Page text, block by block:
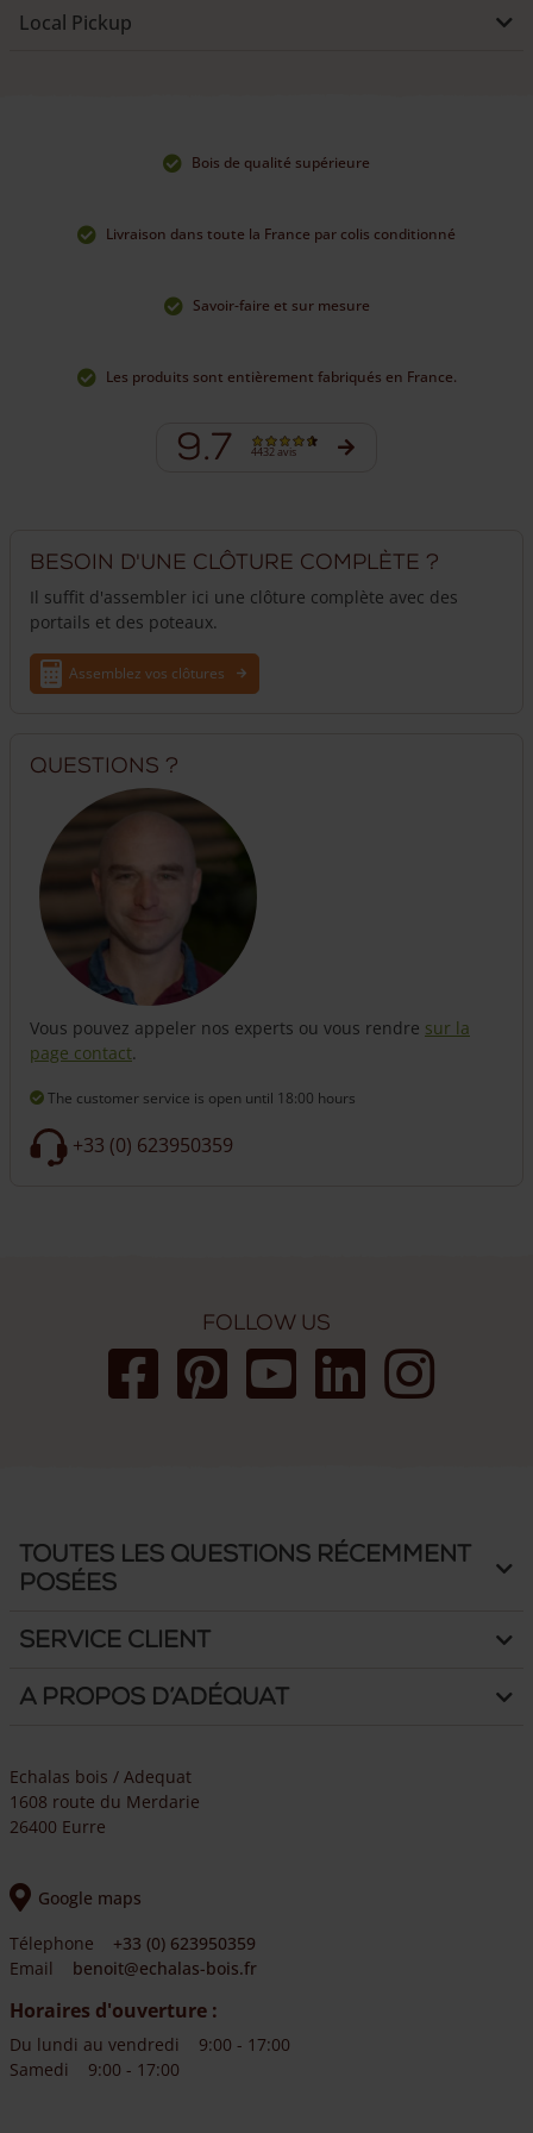
un portail.
largeurs. N’hésitez pas à vousrenseigner.
Local Pickup
Bois de qualité supérieure
Livraison dans toute la France par colis conditionné
Savoir-faire et sur mesure
Les produits sont entièrement fabriqués en France.
9.7 4432 avis
Besoin d'une clôture complète ?
Il suffit d'assembler ici une clôture complète avec des
portails et des poteaux.
Assemblez vos clôtures
Questions ?
Vous pouvez appeler nos experts ou vous rendre sur la
page contact.
The customer service is open until 18:00 hours
+33 (0) 623950359
Follow us
Toutes les questions récemment
posées
Service client
A propos d’Adéquat
Echalas bois / Adequat
1608 route du Merdarie
26400 Eurre
Google maps
Télephone
+33 (0) 623950359
Email
benoit@echalas-bois.fr
Horaires d'ouverture :
Du lundi au vendredi
9:00 - 17:00
Samedi
9:00 - 17:00